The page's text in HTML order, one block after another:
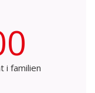
i familien